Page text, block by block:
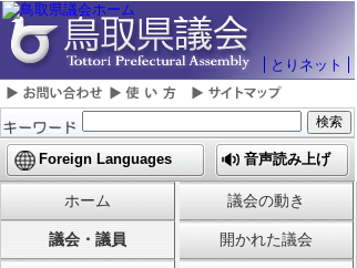
とりネット
Foreign Languages 音声読み上げ
ホーム 議会の動き
議会・議員 開かれた議会